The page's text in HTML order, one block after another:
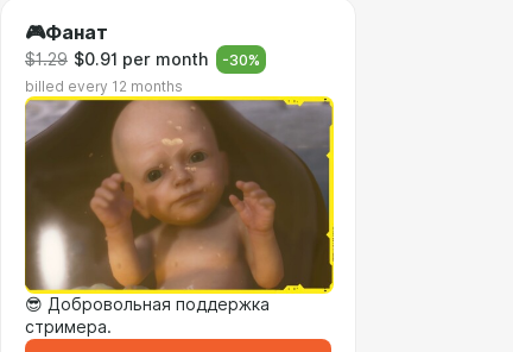
🎮Фанат
$1.29 $0.91 per month -30%
billed every 12 months
😎 Добровольная поддержка
стримера.